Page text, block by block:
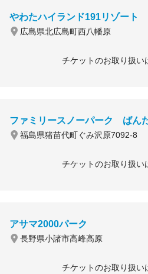
やわたハイランド191リゾート
広島県北広島町西八幡原
チケットのお取り扱い
ファミリースノーパーク ばん
福島県猪苗代町ぐみ沢原7092-8
チケットのお取り扱い
アサマ2000パーク
長野県小諸市高峰高原
チケットのお取り扱い